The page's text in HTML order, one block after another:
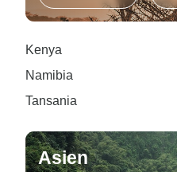
Kenya
Namibia
Tansania
Asien